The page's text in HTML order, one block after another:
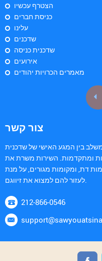
הצטרף עכשיו
כניסת חברים
עלינו
שדכנים
שדכנית כניסה
אירועים
מאמרים הכרויות יהודים
צור קשר
בין המגע האישי של שדכנית
ומתקדמות. השירות משרת את
דת, ומקומות מגורים, על מנת
לעזור להם למצוא את זיווגם.
212-866-0546